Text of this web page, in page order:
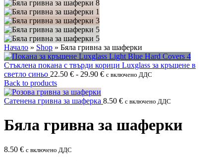
Начало » Shop » Бяла гривна за шаферки
Стъклена покана с твърди корици Luxglass за кръщене в
светло синьо 22.50 € - 29.90 € с включено ДДС
Back to products
Сатенена гривна за шаферка 8.50 € с включено ДДС
Бяла гривна за шаферки
8.50 € с включено ДДС